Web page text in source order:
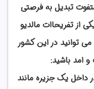
تبدیل به فرصتی
از تفریحاات مالدیو
توانید در این کشور
و امد باشید:
داخل یک جزیره مانند